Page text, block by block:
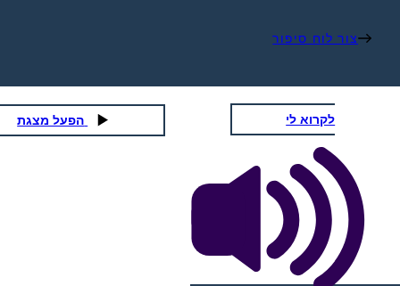
צור לוח סיפור
לקרוא לי